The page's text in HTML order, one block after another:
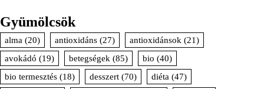
Gyümölcsök
alma (20) antioxidáns (27) antioxidánsok (21)
avokádó (19) betegségek (85) bio (40)
bio termesztés (18) desszert (70) diéta (47)